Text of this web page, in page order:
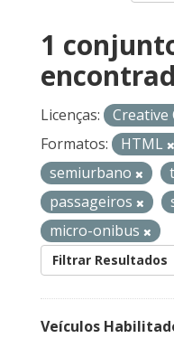
1
Licenças:
Creative
Formatos:
HTML
semiurbano
passageiros
micro-onibus
Filtrar Resultados
Veículos